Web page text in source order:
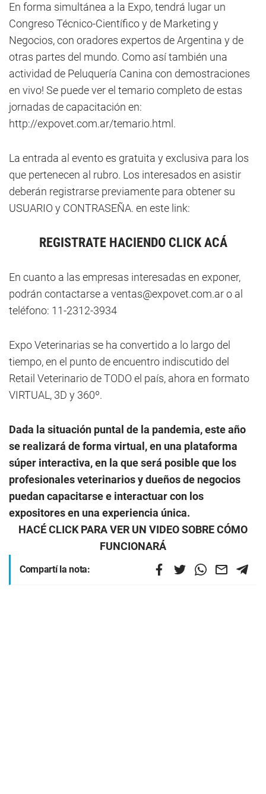
En forma simultánea a la Expo, tendrá lugar un
Congreso Técnico-Científico y de Marketing y
Negocios, con oradores expertos de Argentina y de
otras partes del mundo. Como así también una
actividad de Peluquería Canina con demostraciones
en vivo! Se puede ver el temario completo de estas
jornadas de capacitación en:
http://expovet.com.ar/temario.html.
La entrada al evento es gratuita y exclusiva para los
que pertenecen al rubro. Los interesados en asistir
deberán registrarse previamente para obtener su
USUARIO y CONTRASEÑA. en este link:
REGISTRATE HACIENDO CLICK ACÁ
En cuanto a las empresas interesadas en exponer,
podrán contactarse a ventas@expovet.com.aro al
teléfono: 11-2312-3934
Expo Veterinarias se ha convertido a lo largo del
tiempo, en el punto de encuentro indiscutido del
Retail Veterinario de TODO el país, ahora en formato
VIRTUAL, 3D y 360º.
Dada la situación puntal de la pandemia, este año
se realizará de forma virtual, en una plataforma
súper interactiva, en la que será posible que los
profesionales veterinarios y dueños de negocios
puedan capacitarse e interactuar con los
expositores en una experiencia única.
HACÉ CLICK PARA VER UN VIDEO SOBRE CÓMO
FUNCIONARÁ
Compartí la nota: